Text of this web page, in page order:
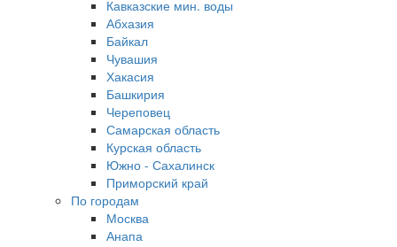
Кавказские мин. воды
Абхазия
Байкал
Чувашия
Хакасия
Башкирия
Череповец
Самарская область
Курская область
Южно - Сахалинск
Приморский край
По городам
Москва
Анапа